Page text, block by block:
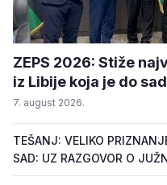
ZEPS 2026: Stiže
iz Libije koja je do
7. august 2026.
TEŠANJ: VELIKO
SAD: UZ RAZGOVOR O